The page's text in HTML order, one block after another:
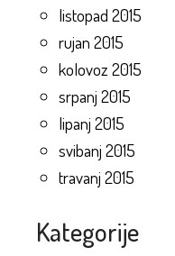
listopad 2015
rujan 2015
kolovoz 2015
srpanj 2015
lipanj 2015
svibanj 2015
travanj 2015
Kategorije